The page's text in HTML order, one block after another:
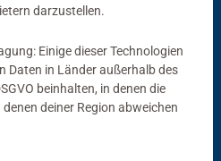
darzustellen.
Einige dieser Technologien
Daten in Länder außerhalb des
beinhalten, in denen die
deiner Region abweichen